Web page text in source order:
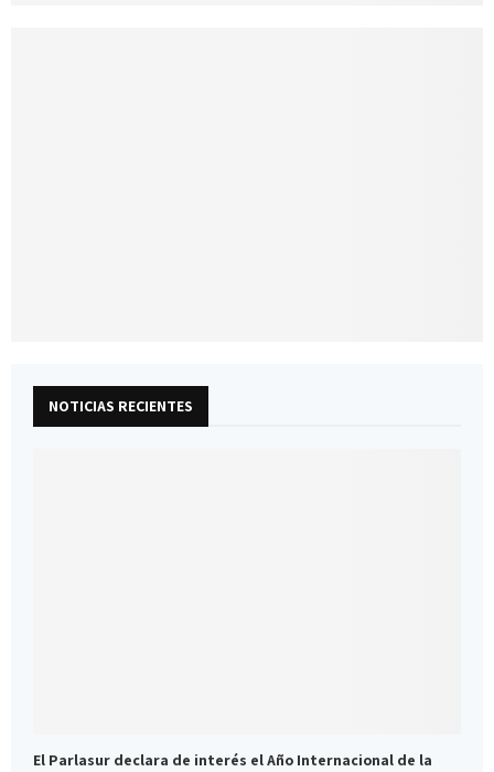
NOTICIAS RECIENTES
El Parlasur declara de interés el Año Internacional de la